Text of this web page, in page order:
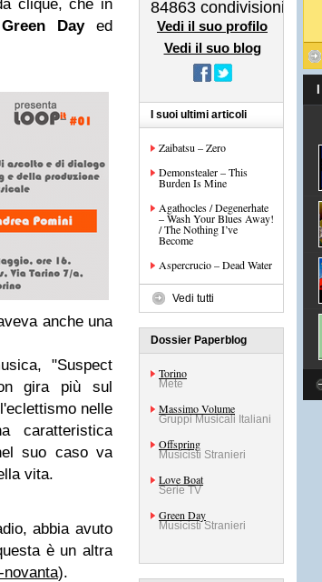
clique, che in
Green Dayed
anche una
"Suspect
gira più sul
nelle
caratteristica
suo caso va
vita.
abbia avuto
è un altra
).
84863 condivisioni
Vedi il suo profilo
Vedi il suo blog
I suoi ultimi articoli
Zaibatsu – Zero
Demonstealer – This
Burden Is Mine
Agathocles / Degenerhate
– Wash Your Blues Away!
/ The Nothing I’ve
Become
Aspercrucio – Dead Water
Vedi tutti
Dossier Paperblog
Torino
Mete
Massimo Volume
Gruppi Musicali Italiani
Offspring
Musicisti Stranieri
Love Boat
Serie TV
Green Day
Musicisti Stranieri